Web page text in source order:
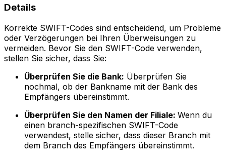
Details
Korrekte SWIFT-Codes sind entscheidend, um Probleme
oder Verzögerungen bei Ihren Überweisungen zu
vermeiden. Bevor Sie den SWIFT-Code verwenden,
stellen Sie sicher, dass Sie:
Überprüfen Sie die Bank: Überprüfen Sie
nochmal, ob der Bankname mit der Bank des
Empfängers übereinstimmt.
Überprüfen Sie den Namen der Filiale: Wenn du
einen branch-spezifischen SWIFT-Code
verwendest, stelle sicher, dass dieser Branch mit
dem Branch des Empfängers übereinstimmt.